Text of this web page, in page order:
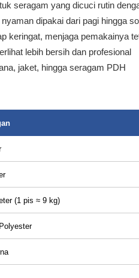
seragam yang dicuci rutin
dipakai dari pagi hingga
keringat, menjaga pemakainya
lebih bersih dan profesional
jaket, hingga seragam PDH
(1 pis ≈ 9 kg)